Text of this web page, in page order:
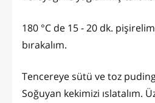
180 °C de 15 - 20 dk.
bırakalım.
Tencereye sütü ve toz
Soğuyan kekimizi ıslatalım.